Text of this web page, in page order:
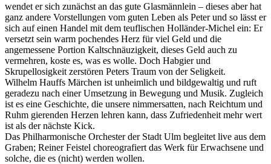
wendet er sich zunächst an das gute Glasmännlein – dieses aber hat
ganz andere Vorstellungen vom guten Leben als Peter und so lässt er
sich auf einen Handel mit dem teuflischen Holländer-Michel ein: Er
versetzt sein warm pochendes Herz für viel Geld und die
angemessene Portion Kaltschnäuzigkeit, dieses Geld auch zu
vermehren, koste es, was es wolle. Doch Habgier und
Skrupellosigkeit zerstören Peters Traum von der Seligkeit.
Wilhelm Hauffs Märchen ist unheimlich und bildgewaltig und ruft
geradezu nach einer Umsetzung in Bewegung und Musik. Zugleich
ist es eine Geschichte, die unsere nimmersatten, nach Reichtum und
Ruhm gierenden Herzen lehren kann, dass Zufriedenheit mehr wert
ist als der nächste Kick.
Das Philharmonische Orchester der Stadt Ulm begleitet live aus dem
Graben; Reiner Feistel choreografiert das Werk für Erwachsene und
solche, die es (nicht) werden wollen.